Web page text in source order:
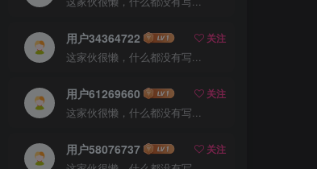
用户34364722
关注
这家伙很懒，什么都没有写...
用户61269660
关注
这家伙很懒，什么都没有写...
用户58076737
关注